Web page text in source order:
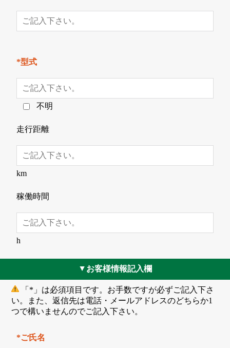
*型式
不明
走行距離
km
稼働時間
h
▲ お客様情報記入欄
「*」は必須項目です。お手数ですが必ずご記入下さ
い。また、返信先は電話・メールアドレスのどちらか1
つで構いませんのでご記入下さい。
*ご氏名